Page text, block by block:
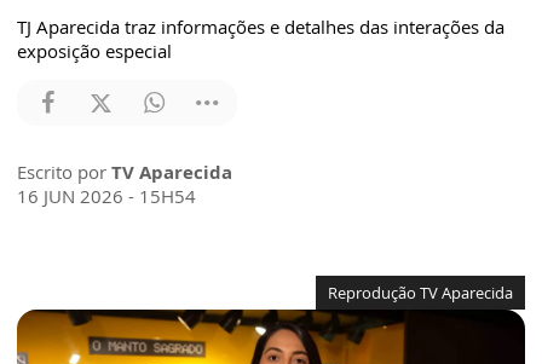
TJ Aparecida traz informações e detalhes das interações da
exposição especial
Escrito por TV Aparecida
16 JUN 2026 - 15H54
Reprodução TV Aparecida